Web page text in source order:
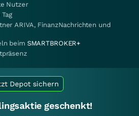
Nutzer
ARIVA, FinanzNachrichten und
beim SMARTBROKER+
Depot sichern
geschenkt!